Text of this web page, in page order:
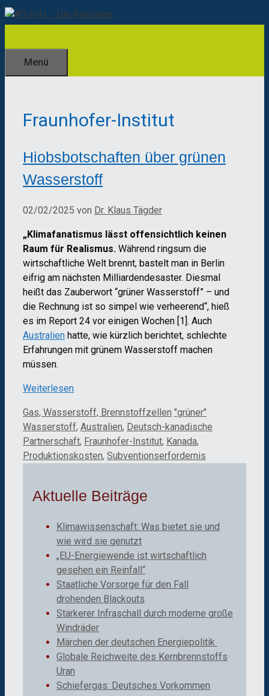
Zum
Inhalt
Menü
Fraunhofer-Institut
Hiobsbotschaften über grünen
Wasserstoff
02/02/2025 von Dr. Klaus Tägder
„Klimafanatismus lässt offensichtlich keinen
Raum für Realismus. Während ringsum die
wirtschaftliche Welt brennt, bastelt man in Berlin
eifrig am nächsten Milliardendesaster. Diesmal
heißt das Zauberwort “grüner Wasserstoff” – und
die Rechnung ist so simpel wie verheerend“, hieß
es im Report 24 vor einigen Wochen [1]. Auch
Australien hatte, wie kürzlich berichtet, schlechte
Erfahrungen mit grünem Wasserstoff machen
müssen.
Weiterlesen
Kategorien
Gas, Wasserstoff, Brennstoffzellen Schlagwörter
"grüner"
Wasserstoff, Australien, Deutsch-kanadische
Partnerschaft, Fraunhofer-Institut, Kanada,
Produktionskosten, Subventionserfordernis
Aktuelle Beiträge
Klimawissenschaft: Was bietet sie und
wie wird sie genutzt
„EU-Energiewende ist wirtschaftlich
gesehen ein Reinfall“
Staatliche Vorsorge für den Fall
drohenden Blackouts
Stärkerer Infraschall durch moderne große
Windräder
Märchen der deutschen Energiepolitik
Globale Reichweite des Kernbrennstoffs
Uran
Schiefergas: Deutsches Vorkommen